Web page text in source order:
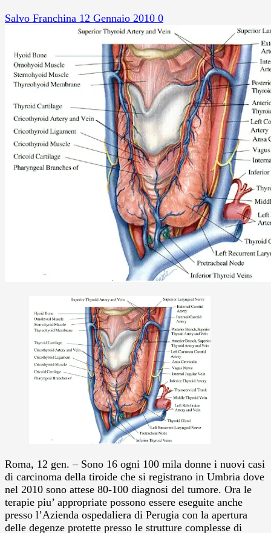
Salvo Franchina 12 Gennaio 2010 0
Roma, 12 gen. – Sono 16 ogni 100 mila donne i nuovi casi
di carcinoma della tiroide che si registrano in Umbria dove
nel 2010 sono attese 80-100 diagnosi del tumore. Ora le
terapie piu’ appropriate possono essere eseguite anche
presso l’Azienda ospedaliera di Perugia con la apertura
delle degenze protette presso le strutture complesse di